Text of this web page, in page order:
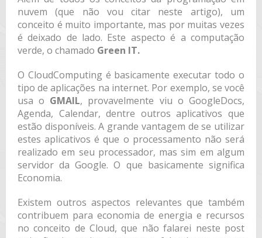
nuvem (que não vou citar neste artigo), um
conceito é muito importante, mas por muitas vezes
é deixado de lado. Este aspecto é a computação
verde, o chamado Green IT.
O CloudComputing é basicamente executar todo o
tipo de aplicações na internet. Por exemplo, se você
usa o GMAIL, provavelmente viu o GoogleDocs,
Agenda, Calendar, dentre outros aplicativos que
estão disponíveis. A grande vantagem de se utilizar
estes aplicativos é que o processamento não será
realizado em seu processador, mas sim em algum
servidor da Google. O que basicamente significa
Economia.
Existem outros aspectos relevantes que também
contribuem para economia de energia e recursos
no conceito de Cloud, que não falarei neste post